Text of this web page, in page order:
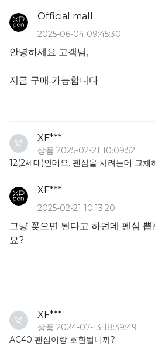
Official mall
2025-06-04 09:45:30
안녕하세요 고객님,
지금 구매 가능합니다.
XF***
상품 2025-02-21 10:09:52
12(2세대)인데요. 펜심을 사려는데 교체
XF***
2025-02-21 10:13:20
그냥 꽂으면 된다고 하던데 펜심
요?
XF***
상품 2024-07-13 18:39:49
AC40 펜심이랑 호환됩니까?